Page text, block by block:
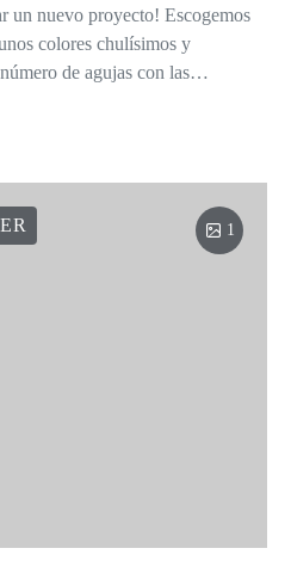
un nuevo proyecto! Escogemos
colores chulísimos y
de agujas con las…
1